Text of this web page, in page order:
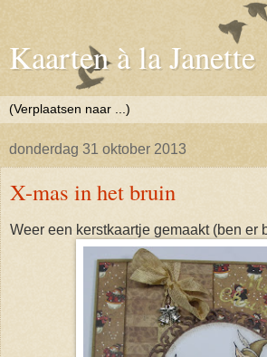
Kaarten à la Janette
donderdag 31 oktober 2013
X-mas in het bruin
Weer een kerstkaartje gemaakt (ben er